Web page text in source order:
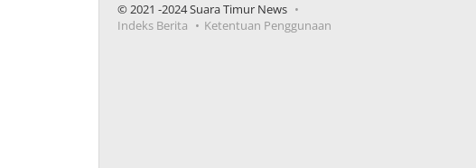
© 2021 -2024 Suara Timur News
Indeks Berita
Ketentuan Penggunaan